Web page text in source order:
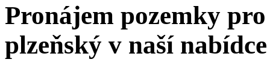
Pronájem pozemky
plzeňský v naší nabídce